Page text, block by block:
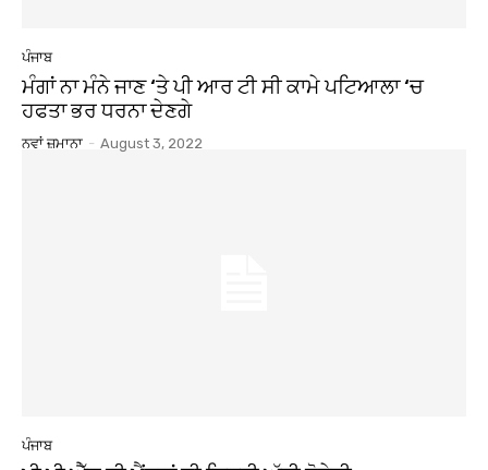
ਪੰਜਾਬ
ਮੰਗਾਂ ਨਾ ਮੰਨੇ ਜਾਣ ‘ਤੇ ਪੀ ਆਰ ਟੀ ਸੀ ਕਾਮੇ ਪਟਿਆਲਾ ‘ਚ
ਹਫਤਾ ਭਰ ਧਰਨਾ ਦੇਣਗੇ
ਨਵਾਂ ਜ਼ਮਾਨਾ - August 3, 2022
ਪੰਜਾਬ